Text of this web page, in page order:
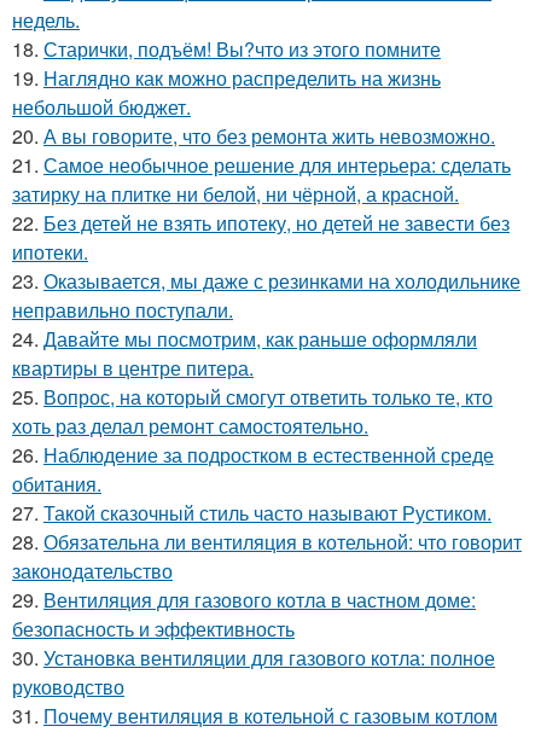
недель.
18. Старички, подъём! Вы?что из этого помните
19. Наглядно как можно распределить на жизнь
небольшой бюджет.
20. А вы говорите, что без ремонта жить невозможно.
21. Самое необычное решение для интерьера: сделать
затирку на плитке ни белой, ни чёрной, а красной.
22. Без детей не взять ипотеку, но детей не завести без
ипотеки.
23. Оказывается, мы даже с резинками на холодильнике
неправильно поступали.
24. Давайте мы посмотрим, как раньше оформляли
квартиры в центре питера.
25. Вопрос, на который смогут ответить только те, кто
хоть раз делал ремонт самостоятельно.
26. Наблюдение за подростком в естественной среде
обитания.
27. Такой сказочный стиль часто называют Рустиком.
28. Обязательна ли вентиляция в котельной: что говорит
законодательство
29. Вентиляция для газового котла в частном доме:
безопасность и эффективность
30. Установка вентиляции для газового котла: полное
руководство
31. Почему вентиляция в котельной с газовым котлом